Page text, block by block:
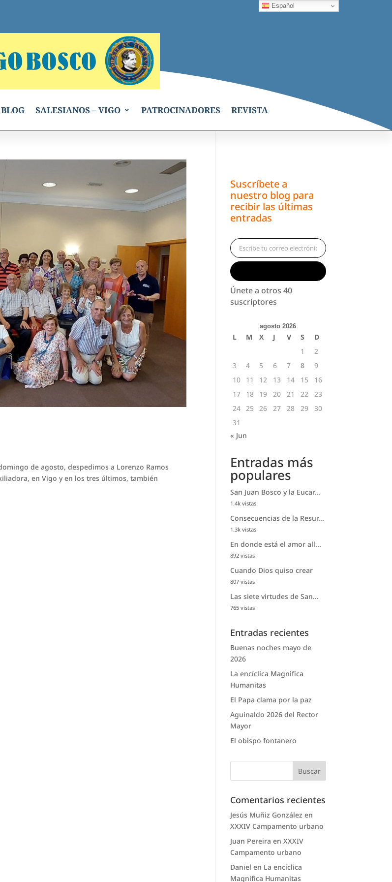
BLOG SALESIANOS – VIGO PATROCINADORES REVISTA
de agosto, despedimos a Lorenzo Ramos
en Vigo y en los tres últimos, también
Suscríbete a
nuestro blog para
recibir las últimas
entradas
Escribe tu correo electrónico…
Únete a otros 40
suscriptores
agosto 2026
L M X J V S
D
1
2
3
4 5 6 7 8
9
10
11 12 13 14 15
16
17
18 19 20 21 22
23
24 25 26 27 28 29
30
31
« Jun
Entradas más
populares
San Juan Bosco y la Eucar...
1.4k vistas
Consecuencias de la Resur...
1.3k vistas
En donde está el amor all...
892 vistas
Cuando Dios quiso crear
807 vistas
Las siete virtudes de San...
765 vistas
Entradas recientes
Buenas noches mayo de
2026
La encíclica Magnifica
Humanitas
El Papa clama por la paz
Aguinaldo 2026 del Rector
Mayor
El obispo fontanero
Comentarios recientes
Jesús Muñiz González en
XXXIV Campamento urbano
Juan Pereira enXXXIV
Campamento urbano
Daniel en La encíclica
Magnifica Humanitas
Español